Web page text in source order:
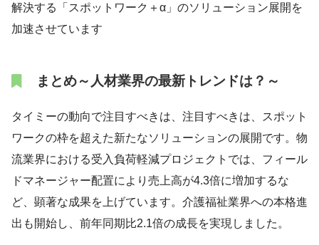
解決する「スポットワーク＋α」のソリューション展開を
加速させています
まとめ～人材業界の最新トレンドは？～
タイミーの動向で注目すべきは、注目すべきは、スポット
ワークの枠を超えた新たなソリューションの展開です。物
流業界における受入負荷軽減プロジェクトでは、フィール
ドマネージャー配置により売上高が4.3倍に増加するな
ど、顕著な成果を上げています。介護福祉業界への本格進
出も開始し、前年同期比2.1倍の成長を実現しました。